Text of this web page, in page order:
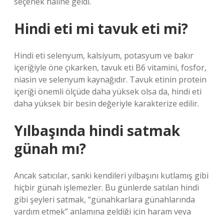
Hindi eti mi tavuk eti mi?
Hindi eti selenyum, kalsiyum, potasyum ve bakır
içeriğiyle öne çıkarken, tavuk eti B6 vitamini, fosfor,
niasin ve selenyum kaynağıdır. Tavuk etinin protein
içeriği önemli ölçüde daha yüksek olsa da, hindi eti
daha yüksek bir besin değeriyle karakterize edilir.
Yılbaşında hindi satmak
günah mı?
Ancak satıcılar, sanki kendileri yılbaşını kutlamış gibi
hiçbir günah işlemezler. Bu günlerde satılan hindi
gibi şeyleri satmak, “günahkarlara günahlarında
yardım etmek” anlamına geldiği için haram veya